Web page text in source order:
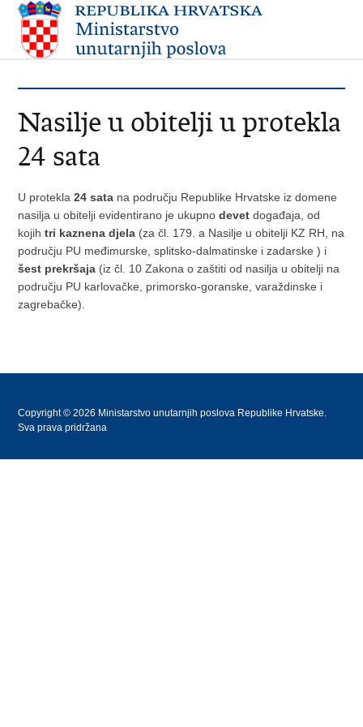
Nasilje u obitelji u protekla
24 sata
U protekla 24 sata na području Republike Hrvatske iz domene
nasilja u obitelji evidentirano je ukupnodevetdogađaja, od
kojihtri kaznena djela (za čl. 179. a Nasilje u obitelji KZ RH, na
području PU međimurske, splitsko-dalmatinske i zadarske ) i
šest prekršaja (iz čl. 10 Zakona o zaštiti od nasilja u obitelji na
području PU karlovačke, primorsko-goranske, varaždinske i
zagrebačke).
Copyright © 2026 Ministarstvo unutarnjih poslova Republike Hrvatske.
Sva prava pridržana